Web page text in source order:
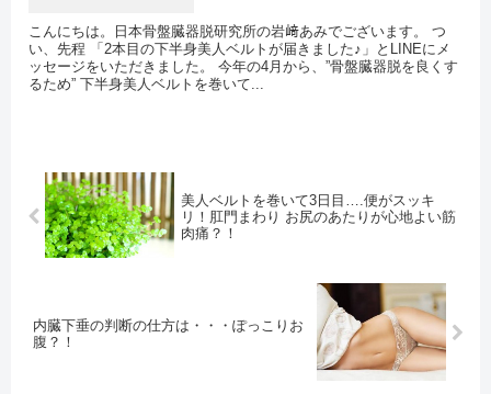
こんにちは。日本骨盤臓器脱研究所の岩﨑あみでございます。 つ
い、先程 「2本目の下半身美人ベルトが届きました♪」とLINEにメ
ッセージをいただきました。 今年の4月から、”骨盤臓器脱を良くす
るため” 下半身美人ベルトを巻いて...
美人ベルトを巻いて3日目….便がスッキ
リ！肛門まわり お尻のあたりが心地よい筋
肉痛？！
内臓下垂の判断の仕方は・・・ぽっこりお
腹？！